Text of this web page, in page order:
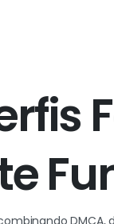
rfis F
eFu